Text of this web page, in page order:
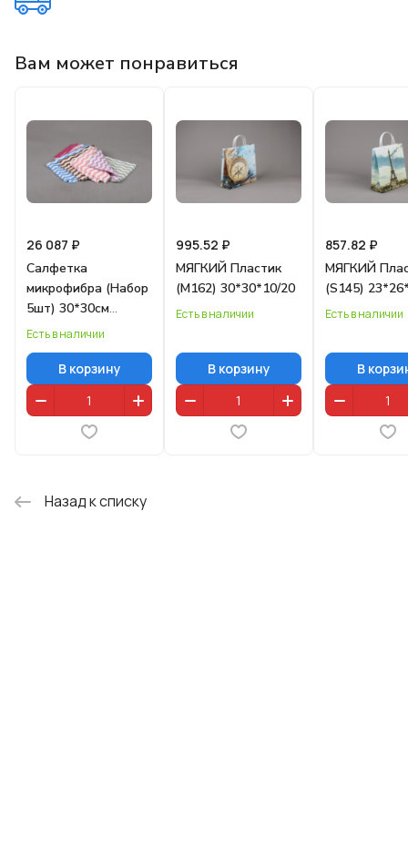
Вам может понравиться
26 087 ₽
Салфетка
микрофибра (Набор
5шт) 30*30см
МАХРОВЫЕ зиг заг
10/250
Есть в наличии
В корзину
995.52 ₽
МЯГКИЙ Пластик
(M162) 30*30*10/20
Есть в наличии
В корзину
857.82 ₽
МЯГКИЙ
(S145)
Есть в наличии
В
Назад к списку